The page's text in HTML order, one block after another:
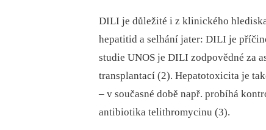
DILI je důležité i z klinického
hepatitid a selhání jater: DILI je
studie UNOS je DILI zodpovědné za
transplantací (2). Hepatotoxicita je
–⁠ v současné době např. probíhá
antibiotika telithromycinu (3).